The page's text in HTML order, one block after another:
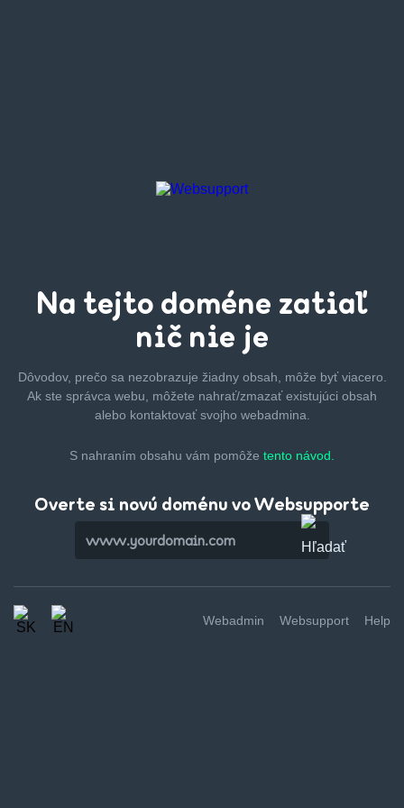
Na tejto doméne zatiaľ
nič nie je
Dôvodov, prečo sa nezobrazuje žiadny obsah, môže byťviacero.
Ak ste správca webu, môžete nahrať/zmazaťexistujúci obsah
alebo kontaktovať svojho webadmina.
S nahraním obsahu vám pomôže tento návod.
Overte si novú doménu vo Websupporte
Webadmin Websupport Help